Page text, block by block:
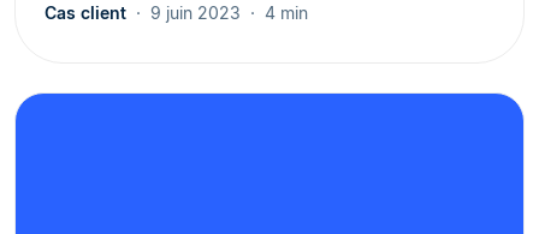
Cas client 9 juin 2023 4 min